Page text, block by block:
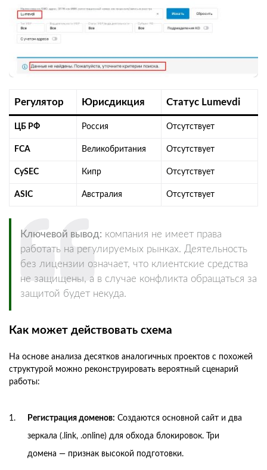
Регулятор Юрисдикция Статус Lumevdi
ЦБ РФ Россия Отсутствует
FCA Великобритания Отсутствует
CySEC Кипр Отсутствует
ASIC Австралия Отсутствует
Ключевой вывод: компания не имеет права
работать на регулируемых рынках. Деятельность
без лицензии означает, что клиентские средства
не защищены, а в случае конфликта обращаться за
защитой будет некуда.
Как может действовать схема
На основе анализа десятков аналогичных проектов с похожей
структурой можно реконструировать вероятный сценарий
работы:
Регистрация доменов: Создаются основной сайт и два
зеркала (.link, .online) для обхода блокировок. Три
домена — признак высокой подготовки.